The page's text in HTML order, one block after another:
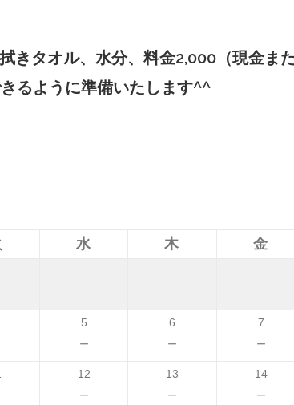
きタオル、水分、料金2,000（現金また
るように準備いたします^^
水 木 金
5
－
6
－
7
－
12
－
13
－
14
－